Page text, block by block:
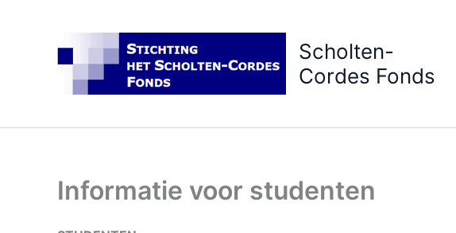
Scholten-
Cordes Fonds
Informatie voor studenten